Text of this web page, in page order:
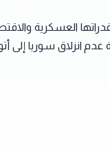
العسكرية
انزلاق سوريا إلى